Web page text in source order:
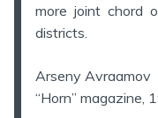
more joint chord
districts.
Arseny Avraamov
“Horn” magazine,